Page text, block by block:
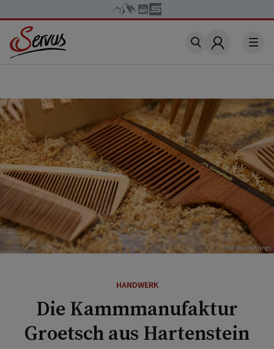
Account
Foto: Maren Krings
HANDWERK
Die Kammmanufaktur
Groetsch aus Hartenstein